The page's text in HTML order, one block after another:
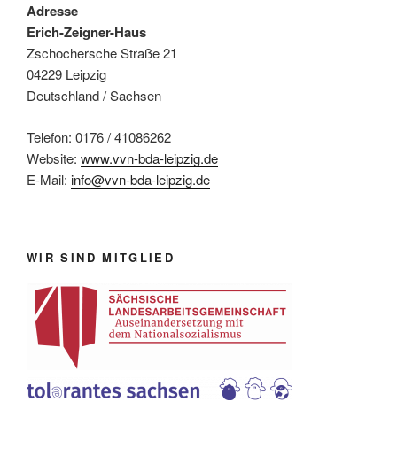
Adresse
Erich-Zeigner-Haus
Zschochersche Straße 21
04229 Leipzig
Deutschland / Sachsen
Telefon: 0176 / 41086262
Website: www.vvn-bda-leipzig.de
E-Mail: info@vvn-bda-leipzig.de
WIR SIND MITGLIED